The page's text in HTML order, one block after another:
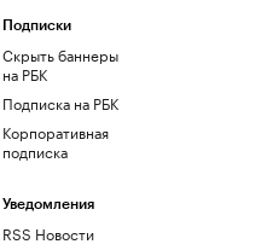
Подписки
Скрыть баннеры
на РБК
Подписка на РБК
Корпоративная
подписка
Уведомления
RSS Новости